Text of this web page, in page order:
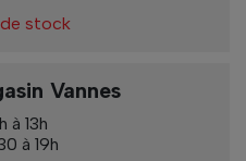
stock
Vannes
à 13h
à 19h